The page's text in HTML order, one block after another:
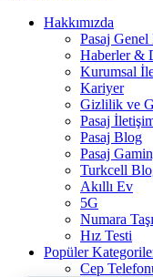
Hakkımızda
Pasaj Genel
Haberler &
Kurumsal
Kariyer
Gizlilik ve
Pasaj
Pasaj Blog
Pasaj
Turkcell
Akıllı Ev
5G
Numara
Hız Testi
Popüler
Cep